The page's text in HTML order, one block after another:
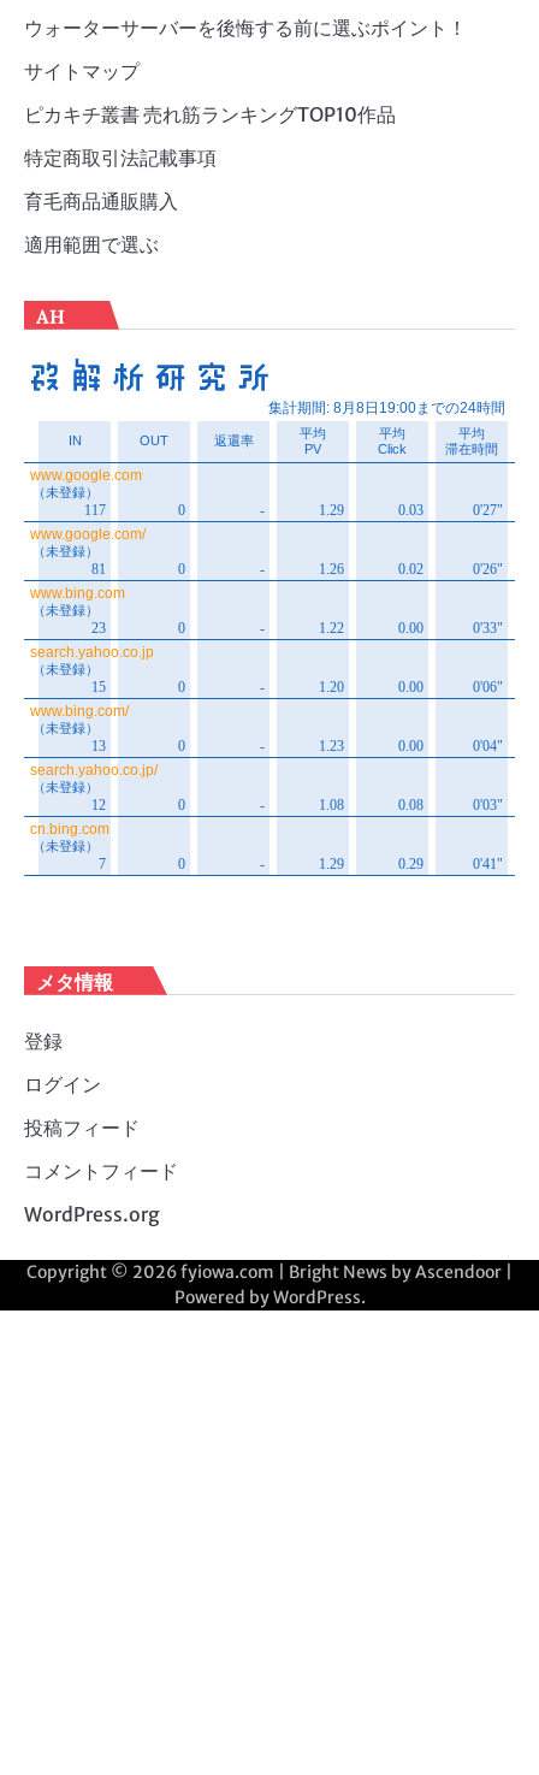
ウォーターサーバーを後悔する前に選ぶポイント！
サイトマップ
ピカキチ叢書 売れ筋ランキングTOP10作品
特定商取引法記載事項
育毛商品通販購入
適用範囲で選ぶ
AH
メタ情報
登録
ログイン
投稿フィード
コメントフィード
WordPress.org
Copyright © 2026fyiowa.com | Bright News byAscendoor
Powered byWordPress.